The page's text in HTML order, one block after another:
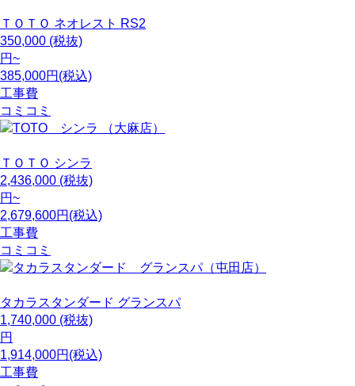
ＴＯＴＯ ネオレスト RS2
350,000 (税抜)
円~
385,000円(税込)
工事費
コミコミ
ＴＯＴＯ シンラ
2,436,000 (税抜)
円~
2,679,600円(税込)
工事費
コミコミ
タカラスタンダード グランスパ
1,740,000 (税抜)
円
1,914,000円(税込)
工事費